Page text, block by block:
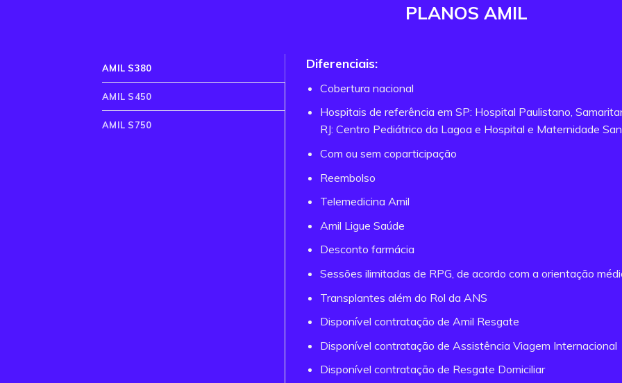
PLANOS AMIL
AMIL S380
AMIL S450
AMIL S750
Diferenciais:
Cobertura nacional
Hospitais de referência em SP: Hospital Paulistano,
RJ: Centro Pediátrico da Lagoa e Hospital e Maternidade
Com ou sem coparticipação
Reembolso
Telemedicina Amil
Amil Ligue Saúde
Desconto farmácia
Sessões ilimitadas de RPG, de acordo com a orientação
Transplantes além do Rol da ANS
Disponível contratação de Amil Resgate
Disponível contratação de Assistência Viagem Internacional
Disponível contratação de Resgate Domiciliar